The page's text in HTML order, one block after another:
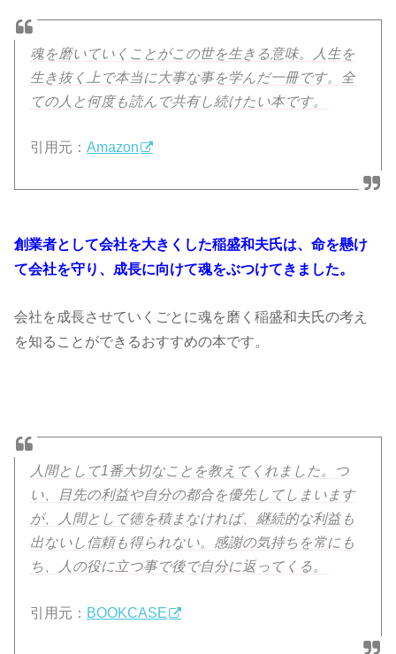
魂を磨いていくことがこの世を生きる意味。人生を
生き抜く上で本当に大事な事を学んだ一冊です。全
ての人と何度も読んで共有し続けたい本です。
引用元：Amazon
創業者として会社を大きくした稲盛和夫氏は、命を懸け
て会社を守り、成長に向けて魂をぶつけてきました。
会社を成長させていくごとに魂を磨く稲盛和夫氏の考え
を知ることができるおすすめの本です。
人間として1番大切なことを教えてくれました。つ
い、目先の利益や自分の都合を優先してしまいます
が、人間として徳を積まなければ、継続的な利益も
出ないし信頼も得られない。感謝の気持ちを常にも
ち、人の役に立つ事で後で自分に返ってくる。
引用元： BOOKCASE